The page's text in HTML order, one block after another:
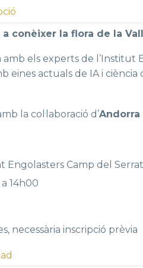
a conèixer la flora de la
els experts de l’Institut
eines actuals de IA i
la col·laboració d’Andorra
Engolasters Camp del Serrat
14h00
necessària inscripció prèvia